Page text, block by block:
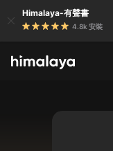
Himalaya-有聲書
4.8k 安裝